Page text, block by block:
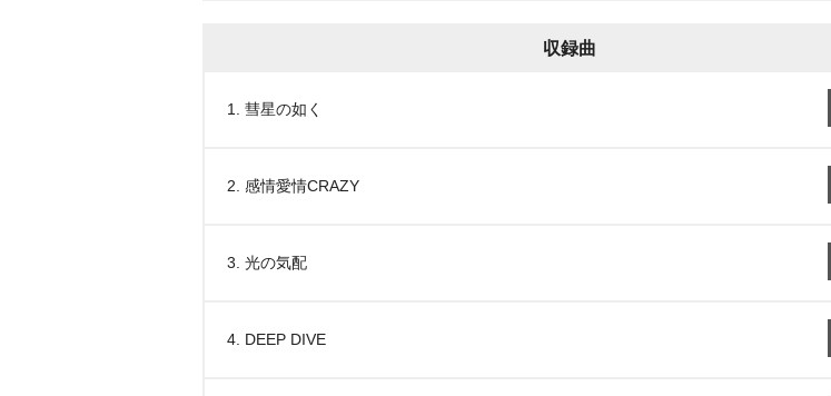
収録曲
1. 彗星の如く
2. 感情愛情CRAZY
3. 光の気配
4. DEEP DIVE